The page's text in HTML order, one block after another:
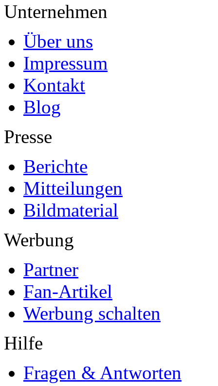
Unternehmen
Über uns
Impressum
Kontakt
Blog
Presse
Berichte
Mitteilungen
Bildmaterial
Werbung
Partner
Fan-Artikel
Werbung schalten
Hilfe
Fragen & Antworten